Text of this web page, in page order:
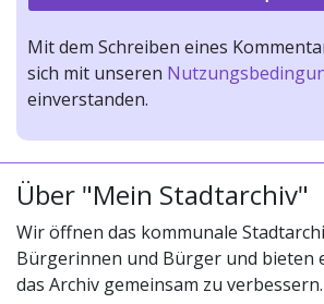
Mit dem Schreiben eines
sich mit unseren
einverstanden.
Über "Mein Stadtarchiv"
Wir öffnen das kommunale
Bürgerinnen und Bürger und bieten
das Archiv gemeinsam zu verbessern.